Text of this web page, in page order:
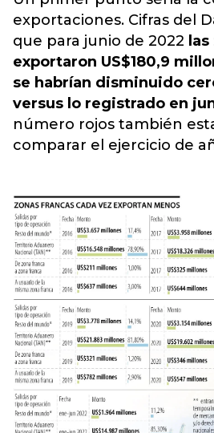
exportaciones. Cifras del
que para junio de 2022 las
exportaron US$180,9
se habrían disminuido
versus lo registrado en
número rojos también
comparar el ejercicio de